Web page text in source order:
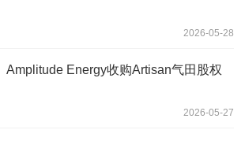
2026-05-28
Amplitude Energy收购Artisan气田股权
2026-05-27